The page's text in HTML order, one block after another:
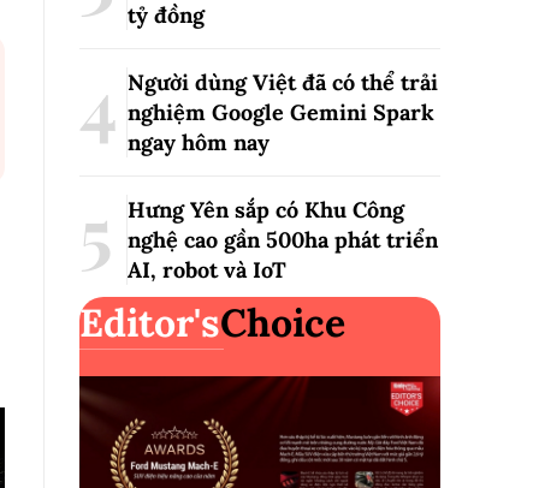
tỷ đồng
Người dùng Việt đã có thể trải
nghiệm Google Gemini Spark
ngay hôm nay
Hưng Yên sắp có Khu Công
nghệ cao gần 500ha phát triển
AI, robot và IoT
Editor'sChoice